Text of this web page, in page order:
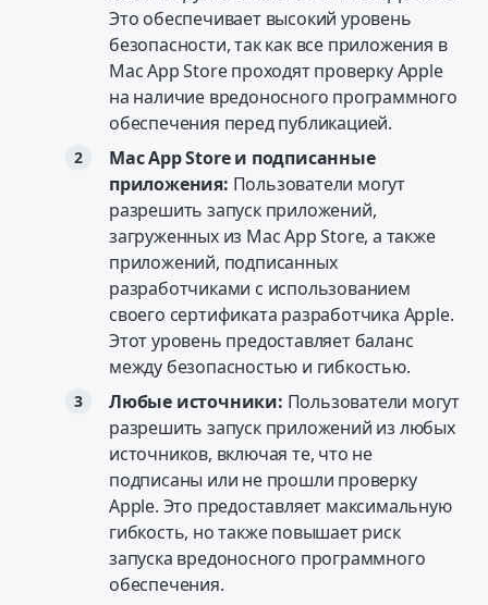
Это обеспечивает высокий уровень
безопасности, так как все приложения в
Mac App Store проходят проверку Apple
на наличие вредоносного программного
обеспечения перед публикацией.
Mac App Store и подписанные
приложения: Пользователи могут
разрешить запуск приложений,
загруженных из Mac App Store, а также
приложений, подписанных
разработчиками с использованием
своего сертификата разработчика Apple.
Этот уровень предоставляет баланс
между безопасностью и гибкостью.
Любые источники: Пользователи могут
разрешить запуск приложений из любых
источников, включая те, что не
подписаны или не прошли проверку
Apple. Это предоставляет максимальную
гибкость, но также повышает риск
запуска вредоносного программного
обеспечения.